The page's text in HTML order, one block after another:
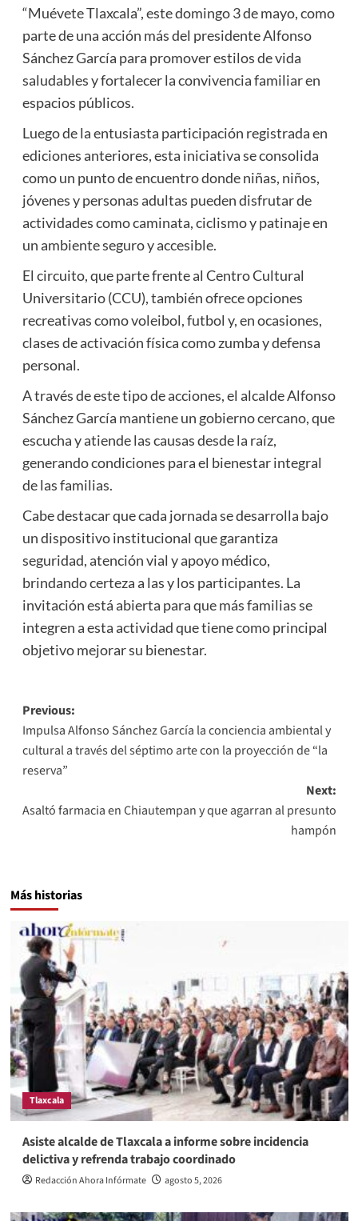
“Muévete Tlaxcala”, este domingo 3 de mayo, como
parte de una acción más del presidente Alfonso
Sánchez García para promover estilos de vida
saludables y fortalecer la convivencia familiar en
espacios públicos.
Luego de la entusiasta participación registrada en
ediciones anteriores, esta iniciativa se consolida
como un punto de encuentro donde niñas, niños,
jóvenes y personas adultas pueden disfrutar de
actividades como caminata, ciclismo y patinaje en
un ambiente seguro y accesible.
El circuito, que parte frente al Centro Cultural
Universitario (CCU), también ofrece opciones
recreativas como voleibol, futbol y, en ocasiones,
clases de activación física como zumba y defensa
personal.
A través de este tipo de acciones, el alcalde Alfonso
Sánchez García mantiene un gobierno cercano, que
escucha y atiende las causas desde la raíz,
generando condiciones para el bienestar integral
de las familias.
Cabe destacar que cada jornada se desarrolla bajo
un dispositivo institucional que garantiza
seguridad, atención vial y apoyo médico,
brindando certeza a las y los participantes. La
invitación está abierta para que más familias se
integren a esta actividad que tiene como principal
objetivo mejorar su bienestar.
Post
navigation
Previous:
Impulsa Alfonso Sánchez García la conciencia ambiental y
cultural a través del séptimo arte con la proyección de “la
reserva”
Next:
Asaltó farmacia en Chiautempan y que agarran al presunto
hampón
Más historias
Tlaxcala
Asiste alcalde de Tlaxcala a informe sobre incidencia
delictiva y refrenda trabajo coordinado
Redacción Ahora Infórmate agosto 5, 2026